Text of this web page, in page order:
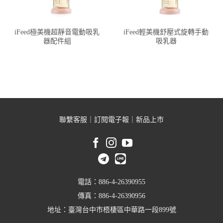
iFeed極美機超靜音電動吸乳
器配件組
iFeed輕美機舒壓式旋轉手動
吸乳器
聯繫客服 訂閱電子報 新品上市
電話：886-4-26390955
傳真：886-4-26390956
地址：臺灣台中市梧棲區中華路一段899號